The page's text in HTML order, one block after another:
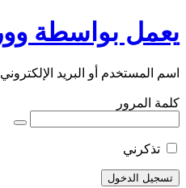
يعمل بواسطة
اسم المستخدم أو البريد الإلكتروني
كلمة المرور
تذكرني